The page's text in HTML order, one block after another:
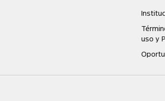
uso y